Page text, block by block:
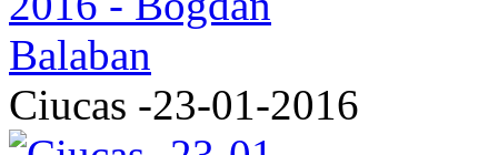
Ciucas -23-01-2016